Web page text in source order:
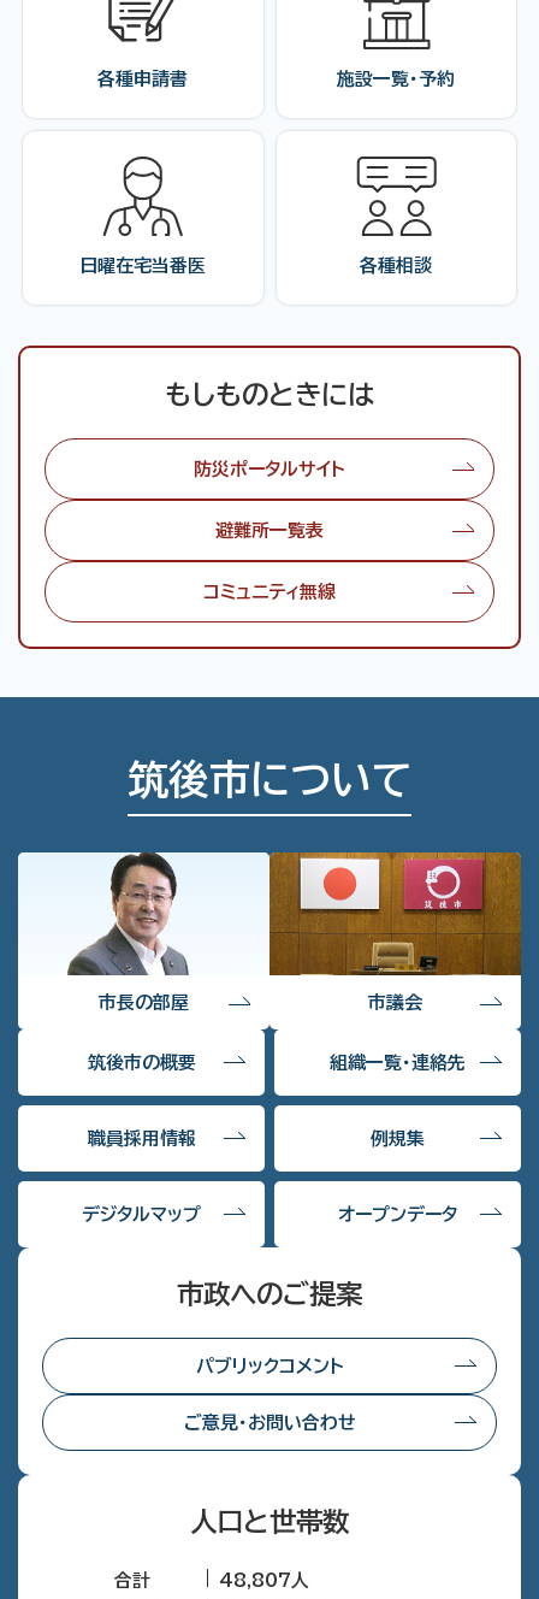
各種申請書 施設一覧・予約
日曜在宅当番医 各種相談
もしものときには
防災ポータルサイト
避難所一覧表
コミュニティ無線
筑後市について
市長の部屋 市議会
筑後市の概要 組織一覧・連絡先
職員採用情報 例規集
デジタルマップ オープンデータ
市政へのご提案
パブリックコメント
ご意見・お問い合わせ
人口と世帯数
合計
48,807人